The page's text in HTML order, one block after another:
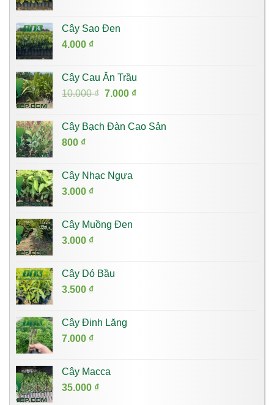
Cây Sao Đen
4.000 ₫
Cây Cau Ăn Trầu
10.000₫ Giá
10.000 ₫.
7.000 ₫Giá
là:
Cây Bạch Đàn Cao Sản
800 ₫
Cây Nhạc Ngựa
3.000 ₫
Cây Muồng Đen
3.000 ₫
Cây Dó Bầu
3.500 ₫
Cây Đinh Lăng
7.000 ₫
Cây Macca
35.000 ₫